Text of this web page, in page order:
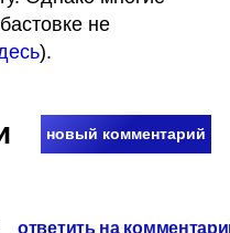
не
).
новый комментарий
ответить на